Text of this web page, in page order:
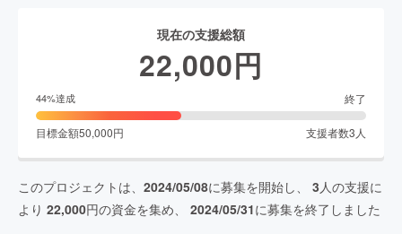
現在の支援総額
22,000円
44%達成 終了
目標金額50,000円 支援者数3 人
このプロジェクトは、 2024/05/08に募集を開始し、 3 人の支援に
より 22,000円の資金を集め、 2024/05/31に募集を終了しました